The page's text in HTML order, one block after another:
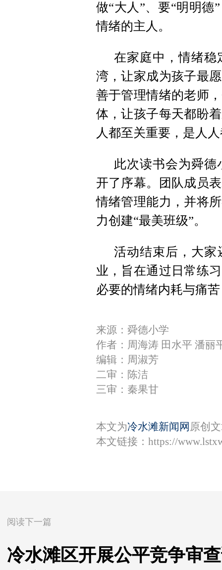
做“大人”、要“明明德
情绪的主人。
在家庭中，情绪稳
湾，让家成为孩子最
善于管理情绪的老师
体，让孩子每天都盼
人都至关重要，是人
此次读书会为舜
开了序幕。团队成员
情绪管理能力，并将
力创建“最美班级”。
活动结束后，大家
业，旨在通过日常练
必要的情绪内耗与痛
来源：舜德小学
作者：周海涛 田水平 潘丽
编辑：周淑芳
二审：陈洁
三审：秦果甘
本文为冷水滩新闻网 原创
本文链接： https://
阅读下一篇
冷水滩区开展公平竞争审